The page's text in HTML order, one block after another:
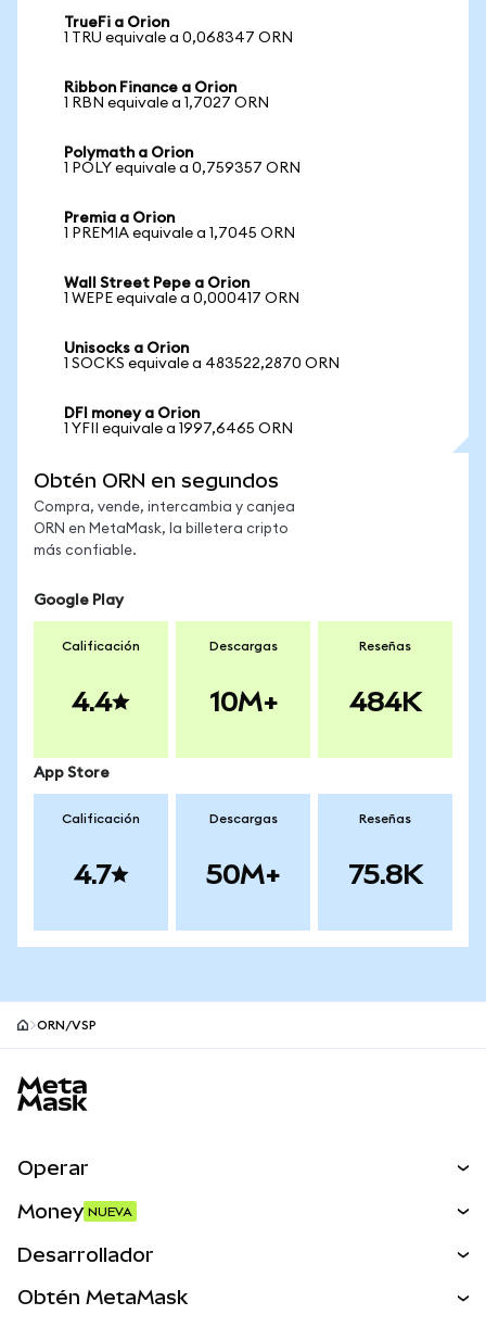
TrueFi a Orion
1 TRU equivale a 0,068347 ORN
Ribbon Finance a Orion
1 RBN equivale a 1,7027 ORN
Polymath a Orion
1 POLY equivale a 0,759357 ORN
Premia a Orion
1 PREMIA equivale a 1,7045 ORN
Wall Street Pepe a Orion
1 WEPE equivale a 0,000417 ORN
Unisocks a Orion
1 SOCKS equivale a 483522,2870 ORN
DFI money a Orion
1 YFII equivale a 1997,6465 ORN
Obtén ORN en segundos
Compra, vende, intercambia y canjea
ORN en MetaMask, la billetera cripto
más confiable.
Google Play
Calificación
4.4
Descargas
10M+
Reseñas
484K
App Store
Calificación
4.7
Descargas
50M+
Reseñas
75.8K
ORN/VSP
Operar
Activos del mundo real
Money NUEVA
Desarrollador
Obtén MetaMask